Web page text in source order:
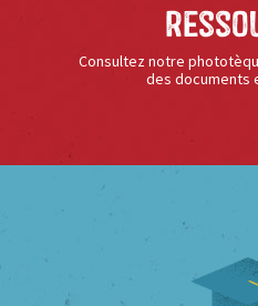
Consultez notre
des documents